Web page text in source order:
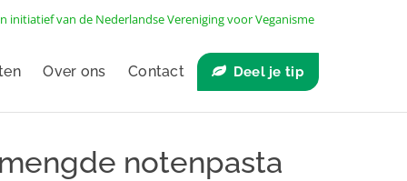
initiatief van de Nederlandse Vereniging voor Veganisme
Over ons Contact Deel je tip
notenpasta